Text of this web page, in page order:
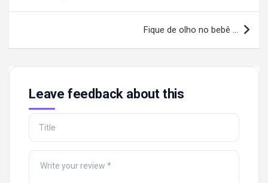
Fique de olho no bebê …
Leave feedback about this